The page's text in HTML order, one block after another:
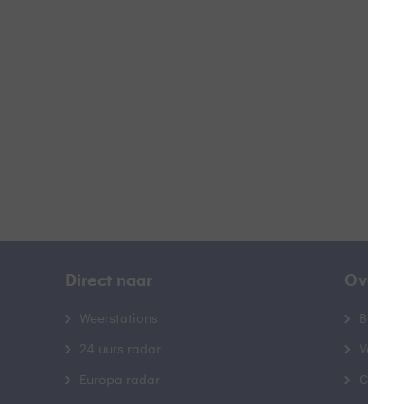
Direct naar
Weerstations
24 uurs radar
Europa radar
Over
Contact